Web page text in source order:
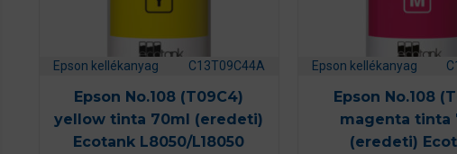
Epson kellékanyag C13T09C44A
Epson No.108 (T09C4)
yellow tinta 70ml (eredeti)
Ecotank L8050/L18050
Epson kellékanyag
Epson No.108
magenta tinta
(eredeti)